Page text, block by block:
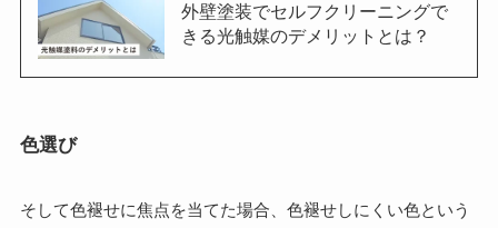
外壁塗装でセルフクリーニングで
きる光触媒のデメリットとは？
色選び
そして色褪せに焦点を当てた場合、色褪せしにくい色という